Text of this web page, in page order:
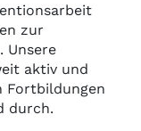
zur
Unsere
aktiv und
Fortbildungen
durch.